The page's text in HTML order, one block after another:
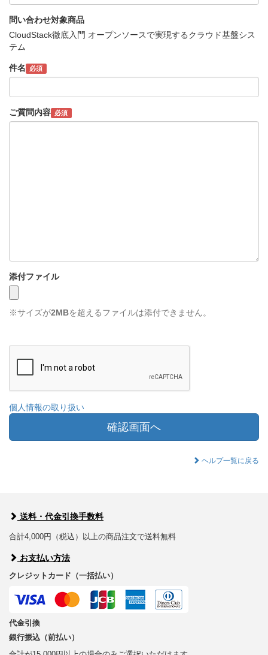
問い合わせ対象商品
CloudStack徹底入門 オープンソースで実現するクラウド基盤シス
テム
件名 必須
ご質問内容 必須
添付ファイル
※サイズが2MBを超えるファイルは添付できません。
個人情報の取り扱い
確認画面へ
ヘルプ一覧に戻る
送料・代金引換手数料
合計4,000円（税込）以上の商品注文で送料無料
お支払い方法
クレジットカード（一括払い）
代金引換
銀行振込（前払い）